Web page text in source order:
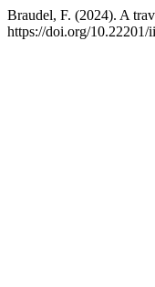
Braudel, F. (2024). A
https://doi.org/10.22201/